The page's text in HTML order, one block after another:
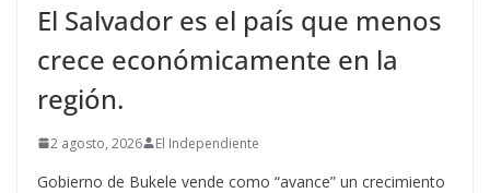
El Salvador es el país que menos
crece económicamente en la
región.
2 agosto, 2026 El Independiente
Gobierno de Bukele vende como “avance” un crecimiento